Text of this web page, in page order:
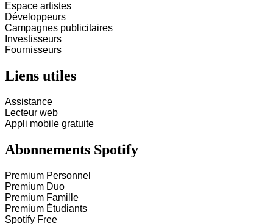
Espace artistes
Développeurs
Campagnes publicitaires
Investisseurs
Fournisseurs
Liens utiles
Assistance
Lecteur web
Appli mobile gratuite
Abonnements Spotify
Premium Personnel
Premium Duo
Premium Famille
Premium Étudiants
Spotify Free